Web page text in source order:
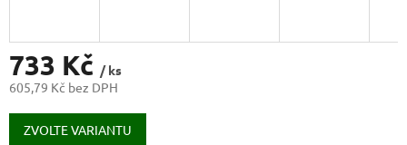
733 Kč / ks
605,79 Kč bez DPH
Měrná
cena:
ZVOLTE VARIANTU